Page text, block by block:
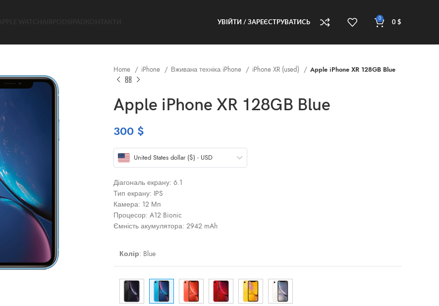
УВІЙТИ / ЗАРЕЄСТРУВАТИСЬ
0
0 $
Home iPhone Вживана техніка iPhone iPhone XR (used) Apple iPhone XR 128GB Blue
Apple iPhone XR 128GB Blue
300 $
United States dollar ($) - USD
Діагональ екрану: 6.1
Тип екрану: IPS
Камера: 12 Мп
Процесор: A12 Bionic
Ємність акумулятора: 2942 mAh
Колір: Blue